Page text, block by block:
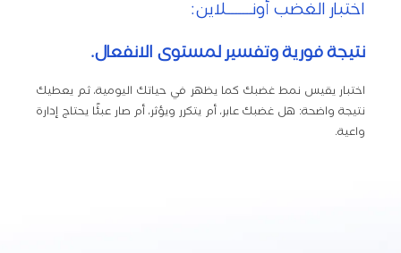
اختبار الغضب أونـــــــلاين:
نتيجة فورية وتفسير لمستوى الانفعال.
اختبار يقيس نمط غضبك كما يظهر في حياتك اليومية، ثم يعطيك
نتيجة واضحة: هل غضبك عابر، أم يتكرر ويؤثر، أم صار عبئًا يحتاج إدارة
واعية.